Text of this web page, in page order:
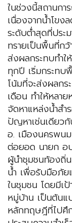
ในช่วงนี้สถานก
เนื่องจากน้ำโขง
ระดับต่ำสุดที่ปร
ทรายเป็นพื้นที่ก
ส่งผลกระทบทำใ
ทุกปี เริ่มกระทบ
โน้มที่จะส่งผลก
เดือน ทำให้หลา
จัดหาแหล่งน้ำส
ปัญหาเช่นเดียว
อ. เมืองนครพน
ต่อยอด นายก อ
ผู้นำชุมชนท้องถิ่น
น้ำ เพื่อรับมือภั
ในชุมชน โดยมีเ
หมู่บ้าน เป็นต้นแ
หลักทฤษฎีที่ไปศึ